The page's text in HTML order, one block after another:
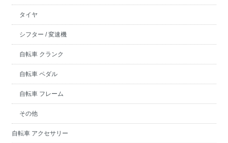
タイヤ
シフター / 変速機
自転車 クランク
自転車 ペダル
自転車 フレーム
その他
自転車 アクセサリー